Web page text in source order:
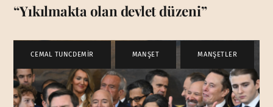
“Yıkılmakta olan devlet düzeni”
CEMAL TUNCDEMİR MANŞET MANŞETLER